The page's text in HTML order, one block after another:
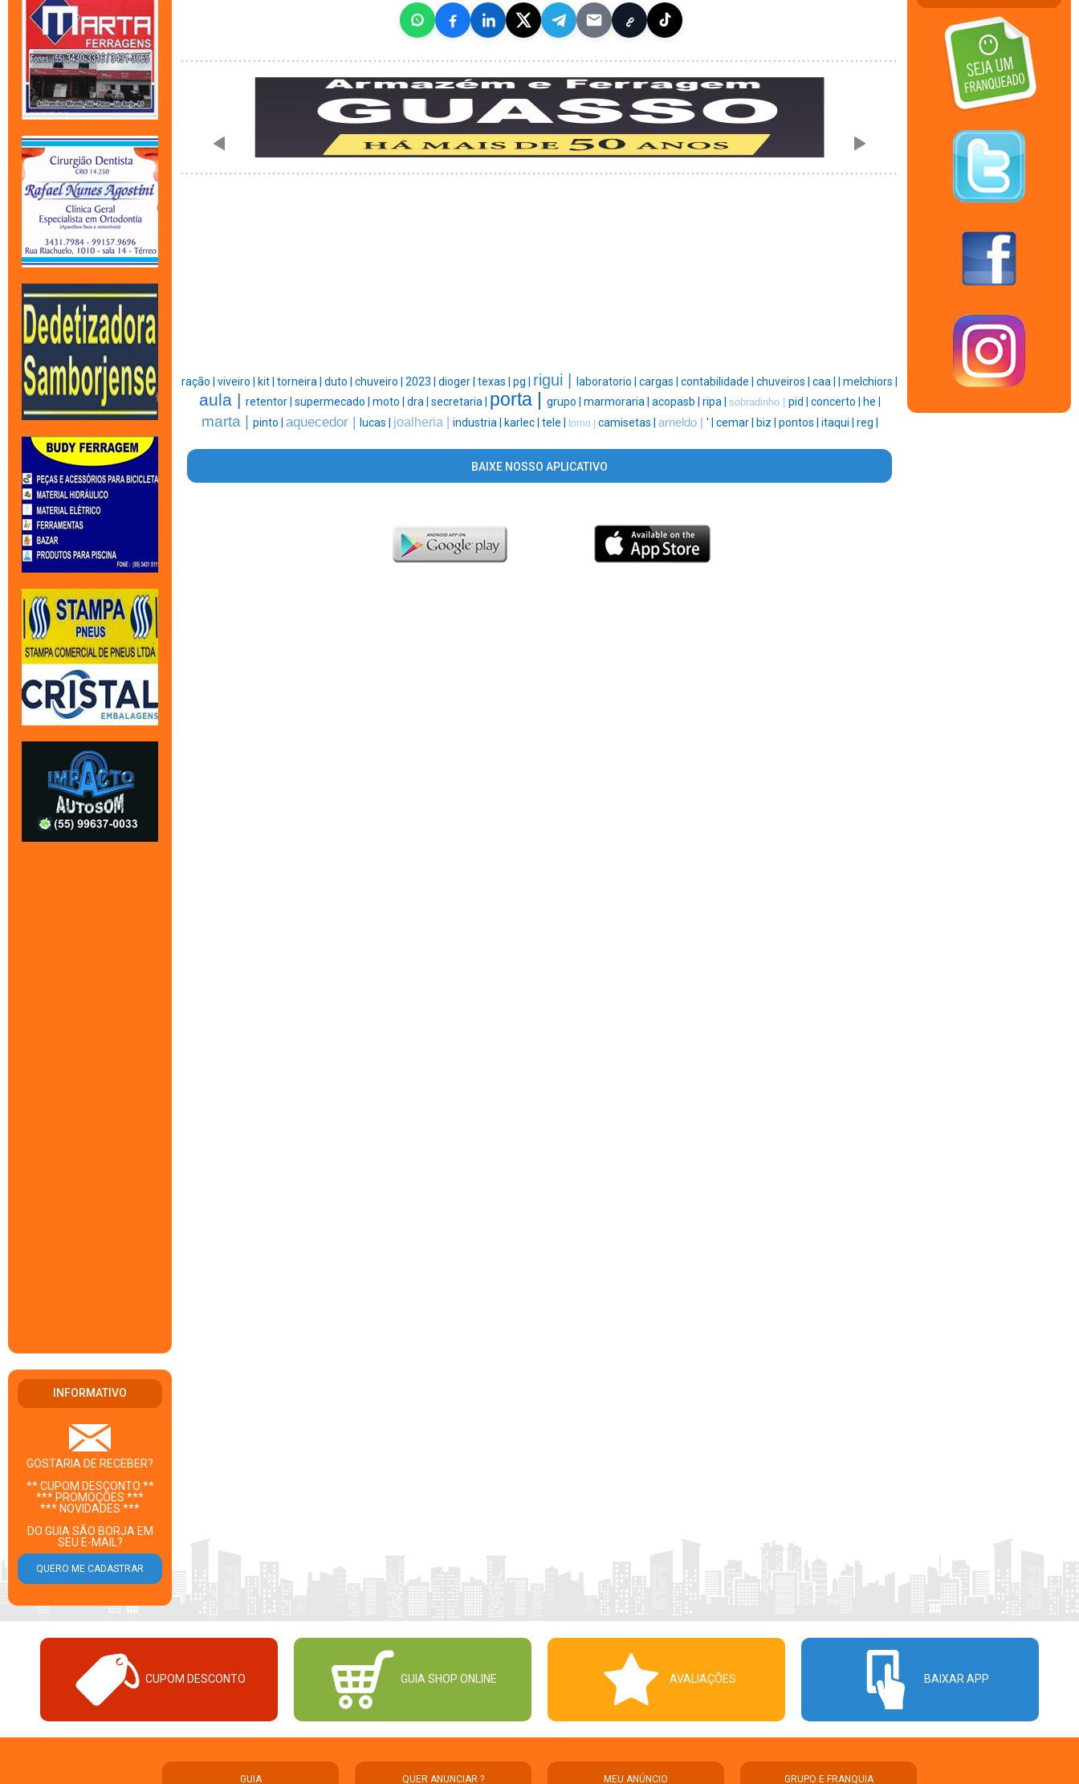
INFORMATIVO
GOSTARIA DE RECEBER?
** CUPOM DESCONTO **
*** PROMOÇÕES ***
*** NOVIDADES ***
DO GUIA SÃO BORJA EM
SEU E-MAIL?
ração | viveiro | kit | torneira | duto | chuveiro | 2023 | dioger | texas | pg | rigui | laboratorio | cargas | contabilidade | chuveiros | caa | melchiors |
aula | retentor | supermecado | moto | dra | secretaria | porta | grupo | marmoraria | acopasb | ripa | sobradinho | pid | concerto | he |
marta | pinto | aquecedor | lucas | joalheria | industria | karlec | tele | torno | camisetas | arneldo | ' | cemar | biz | pontos | itaqui | reg |
BAIXE NOSSO APLICATIVO
CUPOM DESCONTO GUIA SHOP ONLINE AVALIAÇÕES BAIXAR APP
GUIA QUER ANUNCIAR ? MEU ANÚNCIO GRUPO E FRANQUIA